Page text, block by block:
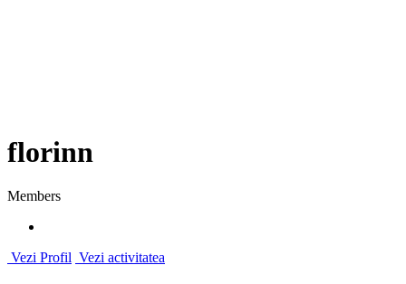
florinn
Members
Vezi Profil Vezi activitatea